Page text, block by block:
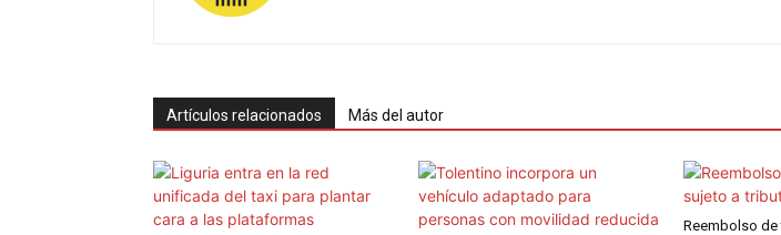
Artículos relacionados Más del autor
Reembolso